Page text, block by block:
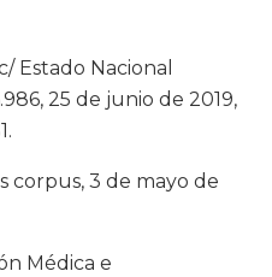
Estado Nacional
25 de junio de 2019,
corpus, 3 de mayo de
Médica e